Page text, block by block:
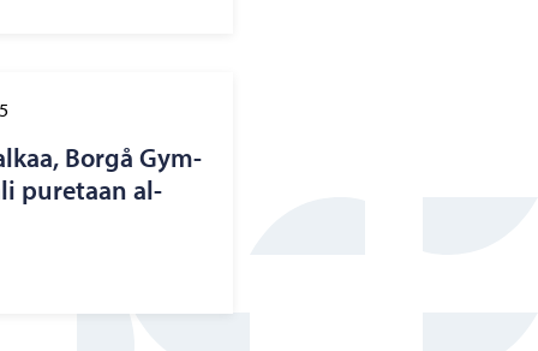
Borgå Gym­
pu­re­taan al­